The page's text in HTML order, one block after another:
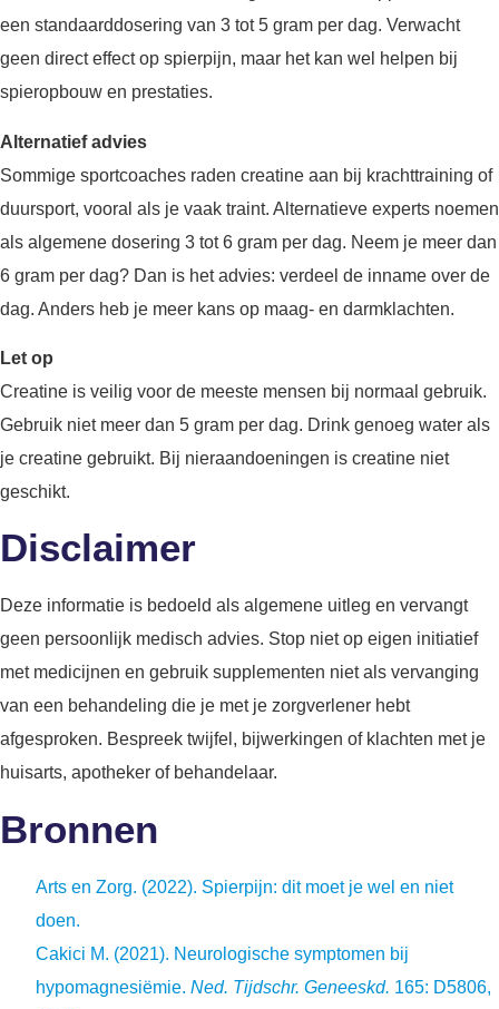
een standaarddosering van 3 tot 5 gram per dag. Verwacht
geen direct effect op spierpijn, maar het kan wel helpen bij
spieropbouw en prestaties.
Alternatief advies
Sommige sportcoaches raden creatine aan bij krachttraining of
duursport, vooral als je vaak traint. Alternatieve experts noemen
als algemene dosering 3 tot 6 gram per dag. Neem je meer dan
6 gram per dag? Dan is het advies: verdeel de inname over de
dag. Anders heb je meer kans op maag- en darmklachten.
Let op
Creatine is veilig voor de meeste mensen bij normaal gebruik.
Gebruik niet meer dan 5 gram per dag. Drink genoeg water als
je creatine gebruikt. Bij nieraandoeningen is creatine niet
geschikt.
Disclaimer
Deze informatie is bedoeld als algemene uitleg en vervangt
geen persoonlijk medisch advies. Stop niet op eigen initiatief
met medicijnen en gebruik supplementen niet als vervanging
van een behandeling die je met je zorgverlener hebt
afgesproken. Bespreek twijfel, bijwerkingen of klachten met je
huisarts, apotheker of behandelaar.
Bronnen
Arts en Zorg. (2022). Spierpijn: dit moet je wel en niet
doen.
Cakici M. (2021). Neurologische symptomen bij
hypomagnesiëmie. Ned. Tijdschr. Geneeskd. 165: D5806,